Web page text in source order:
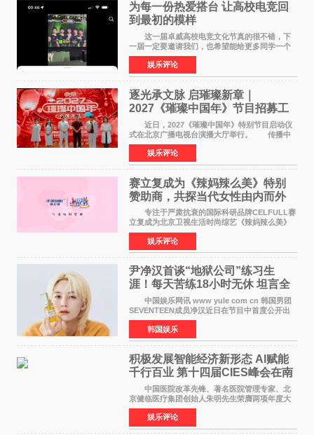
为每一份热爱搭台 让高校电竞回
到最初的模样
这一届卓威高校电竞文化节真的很不错，下
一届一定要邀请我们，也希望能给更多同学一个
来到现场的机会。 2026卓威高校电竞文化节
已经落下帷幕，在活动结束后，仍有不少高校电
竞社负责人和现
娱乐评论
逐光承文脉 启璀璨新章｜
2027《璀璨中国年》节目招募工
作圆满启动
近日，2027《璀璨中国年》特别节目启动仪
式在北京广播电视台演播大厅举行。 传播中
华优秀传统文化，弘扬纯正国风艺术，打造高规
格、高质感、正能量的文艺盛典，是璀璨中国年
矢志不渝的初心
娱乐评论
赛立复成为《辣妈辣么美》特别
赞助商，共探当代女性由内而外
活力美
专注于严肃抗衰的国际科研品牌CELFULL赛
立复成为北京卫视生活时尚综艺《辣妈辣么美》
的特别赞助商,明星辣妈袁咏仪倾情参与，向广大
都市女性传递健康生活新主张，寄语当代女性在
家庭与自我之间
娱乐评论
尹净汉首谈“地狱公司”练习生
涯！每天苦练18小时无休 坦言全
靠成员撑过来
中国娱乐网讯 www yule com cn 韩国男团
SEVENTEEN成员净汉近日在节目中首度公开出
道前的残酷练习生经历，并提及经纪公司Pledis
娱乐，引发广泛关注。 在8月2日播出的日本
TBS综艺节目《周
韩国娱乐
积极发展智能经济新形态 Al赋能
千行百业 第十四届CIES峰会在南
京盛大召开
中国医院改革先锋、著名医院管理专家、北
京健临医疗集团创始人朱明先生荣膺两项年度大
奖 2026年7月31日，盛夏金陵，长江之畔，
以重落地·真务实·强链接为主题的2026&lsquo;人
工智能+&rsquo
娱乐评论